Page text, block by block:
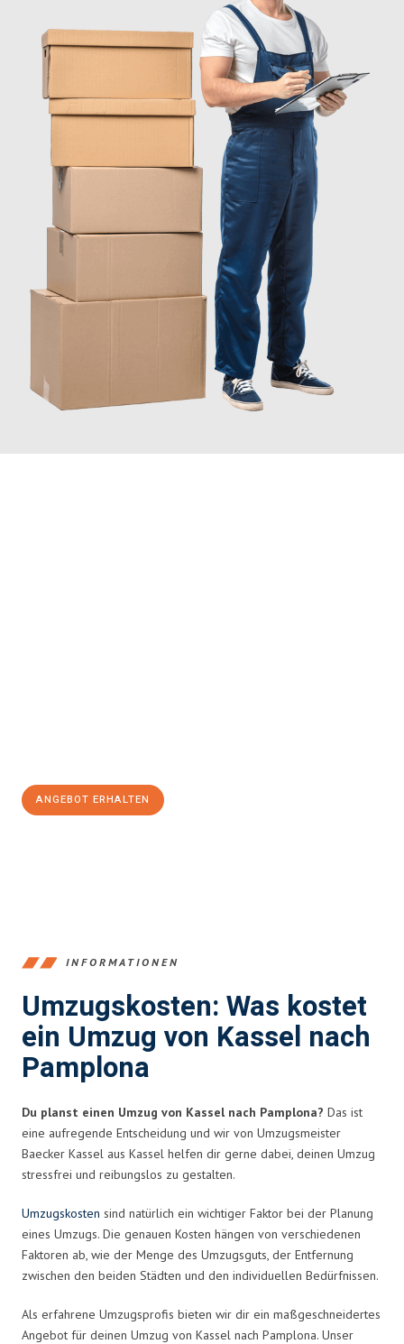
ANGEBOT ERHALTEN
INFORMATIONEN
Umzugskosten: Was kostet
ein Umzug von Kassel nach
Pamplona
Du planst einen Umzug von Kassel nach Pamplona? Das ist
eine aufregende Entscheidung und wir von Umzugsmeister
Baecker Kassel aus Kassel helfen dir gerne dabei, deinen Umzug
stressfrei und reibungslos zu gestalten.
Umzugskosten sind natürlich ein wichtiger Faktor bei der Planung
eines Umzugs. Die genauen Kosten hängen von verschiedenen
Faktoren ab, wie der Menge des Umzugsguts, der Entfernung
zwischen den beiden Städten und den individuellen Bedürfnissen.
Als erfahrene Umzugsprofis bieten wir dir ein maßgeschneidertes
Angebot für deinen Umzug von Kassel nach Pamplona. Unser